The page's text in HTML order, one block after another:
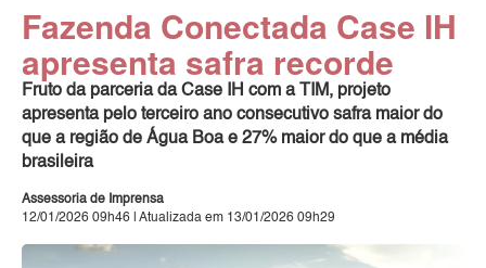
Fazenda Conectada Case IH
apresenta safra recorde
Fruto da parceria da Case IH com a TIM, projeto
apresenta pelo terceiro ano consecutivo safra maior do
que a região de Água Boa e 27% maior do que a média
brasileira
Assessoria de Imprensa
12/01/2026 09h46 | Atualizada em 13/01/2026 09h29